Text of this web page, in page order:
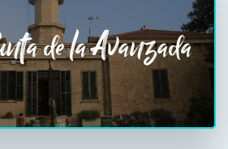
de la Avanzada